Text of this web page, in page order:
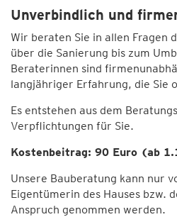
Unverbindlich und
Wir beraten Sie in allen Fragen
über die Sanierung bis zum
Beraterinnen sind
langjähriger Erfahrung, die Sie
Es entstehen aus dem
Verpflichtungen für Sie.
Kostenbeitrag: 90 Euro (ab
Unsere Bauberatung kann nur
Eigentümerin des Hauses bzw.
Anspruch genommen werden.